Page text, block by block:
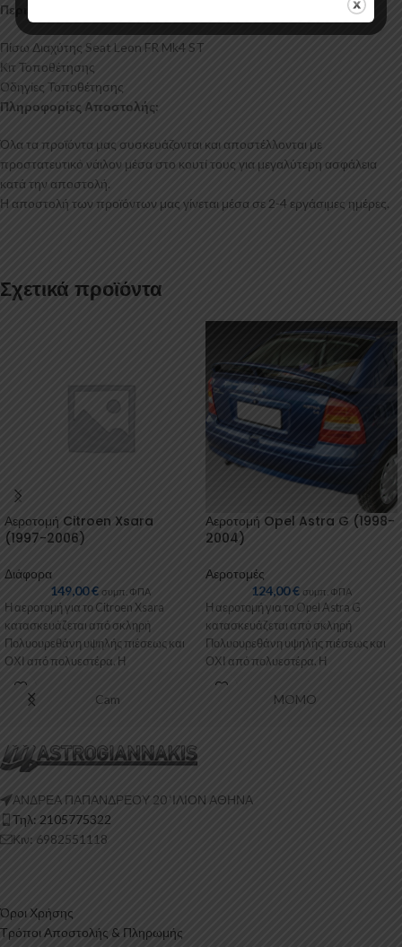
Περιεχόμενα Συσκευασίας:
Πίσω Διαχύτης Seat Leon FR Mk4 ST
Κιτ Τοποθέτησης
Οδηγίες Τοποθέτησης
Πληροφορίες Αποστολής:
Όλα τα προϊόντα μας συσκευάζονται και αποστέλλονται με
προστατευτικό νάιλον μέσα στο κουτί τους για μεγαλύτερη ασφάλεια
κατά την αποστολή.
Η αποστολή των προϊόντων μας γίνεται μέσα σε 2-4 εργάσιμες ημέρες.
Σχετικά προϊόντα
Αεροτομή Citroen Xsara
(1997-2006)
Διάφορα
149,00€ συμπ. ΦΠΑ
Η αεροτομή για το Citroen Xsara
κατασκευάζεται από σκληρή
Πολυουρεθάνη υψηλής πιέσεως και
ΟΧΙ από πολυεστέρα. Η
Πολυουρεθάνη είναι ένα
Αεροτομή Opel Astra G (1998-
2004)
Αεροτομές
124,00€ συμπ. ΦΠΑ
Η αεροτομή για το Opel Astra G
κατασκευάζεται από σκληρή
Πολυουρεθάνη υψηλής πιέσεως και
ΟΧΙ από πολυεστέρα. Η
Πολυουρεθάνη είναι
Cam MOMO
ΑΝΔΡΕΑ ΠΑΠΑΝΔΡΕΟΥ 20 ‘ΙΛΙΟΝ ΑΘΗΝΑ
Τηλ: 2105775322
Κιν: 6982551118
Όροι Χρήσης
Τρόποι Αποστολής & Πληρωμής